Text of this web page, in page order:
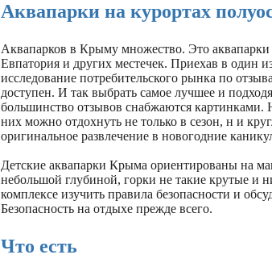
Аквапарки на курортах
Аквапарков в Крыму множество. Это
Евпатория и других местечек. Приехав в один
исследование потребительского рынка по
доступен. И так выбрать самое лучшее и
большинство отзывов снабжаются
них можно отдохнуть не только в сезон, н и
оригинальное развлечение в новогодние
Детские аквапарки Крыма ориентированы на
небольшой глубиной, горки не такие крутые и
комплексе изучить правила безопасности и
Безопасность на отдыхе прежде всего.
Что есть